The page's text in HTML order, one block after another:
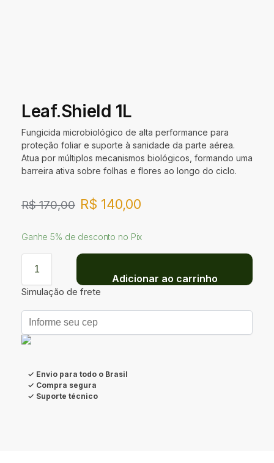
Leaf.Shield 1L
Fungicida microbiológico de alta performance para
proteção foliar e suporte à sanidade da parte aérea.
Atua por múltiplos mecanismos biológicos, formando uma
barreira ativa sobre folhas e flores ao longo do ciclo.
R$170,00 R$ 140,00
Ganhe 5% de desconto no Pix
Adicionar ao carrinho
Simulação de frete
✓ Envio para todo o Brasil
✓ Compra segura
✓ Suporte técnico